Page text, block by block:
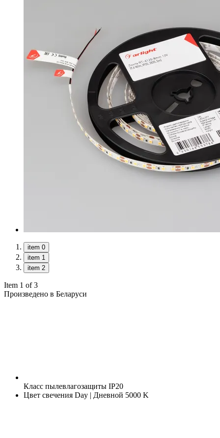
item 0
item 1
item 2
Item 1 of 3
Произведено в Беларуси
Класс пылевлагозащиты IP20
Цвет свечения Day | Дневной 5000 K